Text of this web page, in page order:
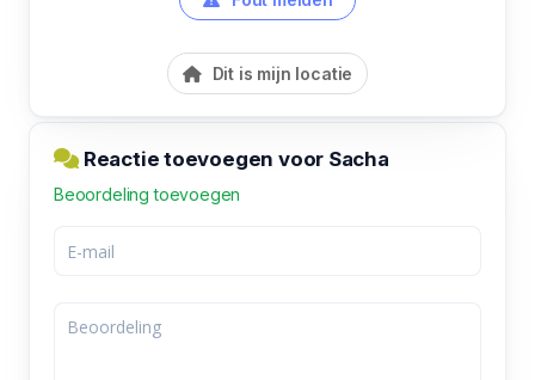
Dit is mijn locatie
Reactie toevoegen voor Sacha
Beoordeling toevoegen